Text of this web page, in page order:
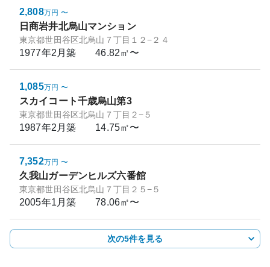
2,808万円 〜
日商岩井北烏山マンション
東京都世田谷区北烏山７丁目１２−２４
1977年2月築 46.82㎡〜
1,085万円 〜
スカイコート千歳烏山第3
東京都世田谷区北烏山７丁目２−５
1987年2月築 14.75㎡〜
7,352万円 〜
久我山ガーデンヒルズ六番館
東京都世田谷区北烏山７丁目２５−５
2005年1月築 78.06㎡〜
次の5件を見る